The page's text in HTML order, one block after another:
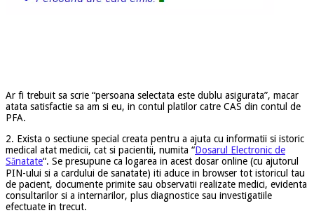
Ar fi trebuit sa scrie “persoana selectata este dublu asigurata”, macar
atata satisfactie sa am si eu, in contul platilor catre CAS din contul de
PFA.
2. Exista o sectiune special creata pentru a ajuta cu informatii si istoric
medical atat medicii, cat si pacientii, numita “Dosarul Electronic de
Sănatate“. Se presupune ca logarea in acest dosar online (cu ajutorul
PIN-ului si a cardului de sanatate) iti aduce in browser tot istoricul tau
de pacient, documente primite sau observatii realizate medici, evidenta
consultarilor si a internarilor, plus diagnostice sau investigatiile
efectuate in trecut.